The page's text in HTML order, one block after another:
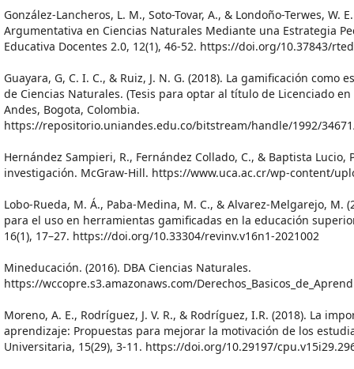
González-Lancheros, L. M., Soto-Tovar, A., & Londoño-Terwes, W.
Argumentativa en Ciencias Naturales Mediante una Estrategia
Educativa Docentes 2.0, 12(1), 46-52. https://doi.org/10.37843/
Guayara, G, C. I. C., & Ruiz, J. N. G. (2018). La gamificación como
de Ciencias Naturales. (Tesis para optar al título de Licenciado
Andes, Bogota, Colombia.
https://repositorio.uniandes.edu.co/bitstream/handle/1992/
Hernández Sampieri, R., Fernández Collado, C., & Baptista Lucio,
investigación. McGraw-Hill. https://www.uca.ac.cr/wp-content/
Lobo-Rueda, M. Á., Paba-Medina, M. C., & Alvarez-Melgarejo, M.
para el uso en herramientas gamificadas en la educación
16(1), 17–27. https://doi.org/10.33304/revinv.v16n1-2021002
Mineducación. (2016). DBA Ciencias Naturales.
https://wccopre.s3.amazonaws.com/
Moreno, A. E., Rodríguez, J. V. R., & Rodríguez, I.R. (2018). La
aprendizaje: Propuestas para mejorar la motivación de los
Universitaria, 15(29), 3-11. https://doi.org/10.29197/